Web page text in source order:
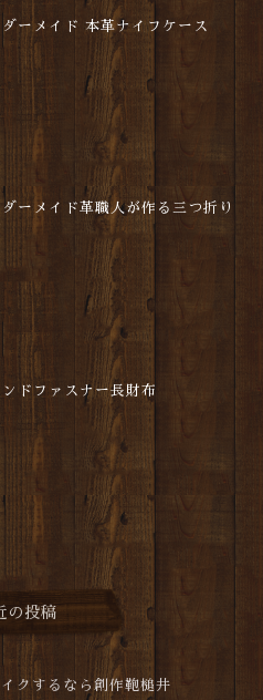
ダーメイド 本革ナイフケース
ダーメイド革職人が作る三つ折り
ンドファスナー長財布
の投稿
クするなら創作鞄槌井